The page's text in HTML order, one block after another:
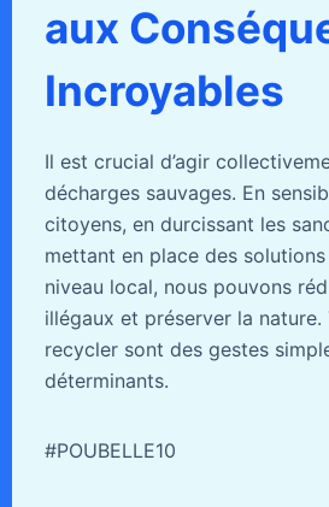
aux
Incroyables
Il est crucial d’agir
décharges sauvages. En
citoyens, en durcissant les
mettant en place des
niveau local, nous pouvons
illégaux et préserver la nature.
recycler sont des gestes
déterminants.
#POUBELLE10